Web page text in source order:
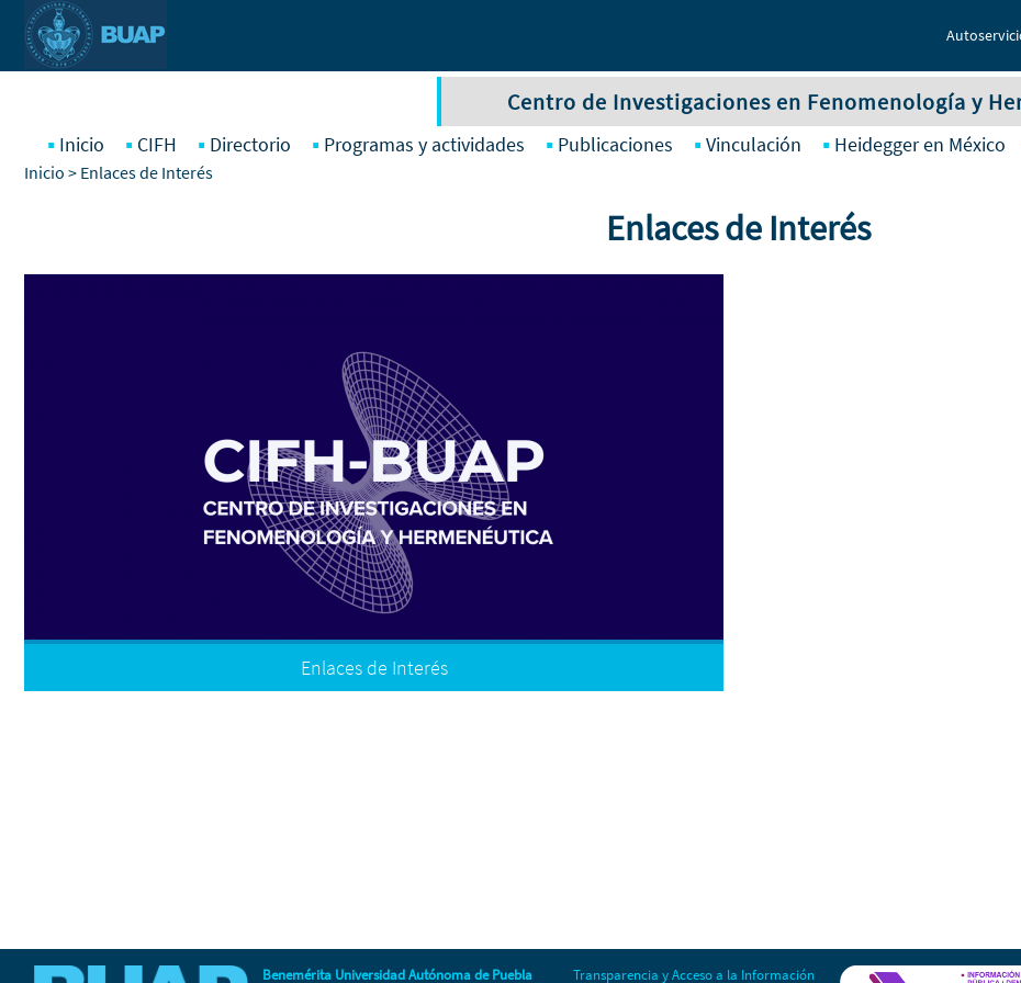
Pasar al contenido principal
Centro de Investigaciones en Fenomenología y
Inicio CIFH Directorio Programas y actividades Publicaciones Vinculación Heidegger en México
Inicio > Enlaces de Interés
Enlaces de Interés
A cerca del CIFH
Enlaces de Interés
Benemérita Universidad Autónoma de Puebla Transparencia y Acceso a la Información